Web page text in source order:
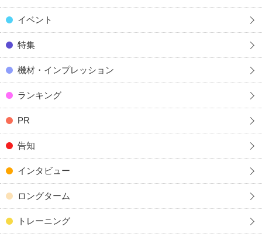
イベント
特集
機材・インプレッション
ランキング
PR
告知
インタビュー
ロングターム
トレーニング